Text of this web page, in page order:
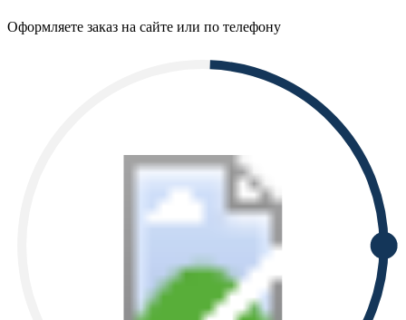
Оформляете заказ на сайте или по телефону